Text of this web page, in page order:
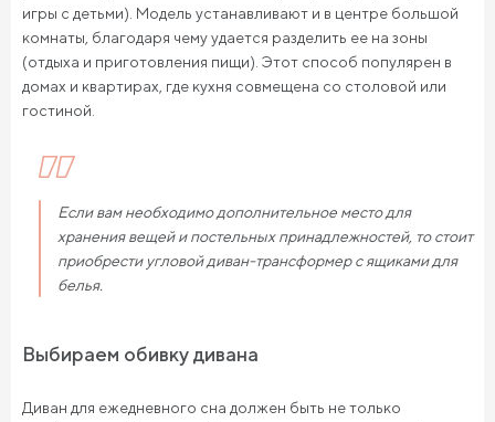
игры с детьми). Модель устанавливают и в центре большой
комнаты, благодаря чему удается разделить ее на зоны
(отдыха и приготовления пищи). Этот способ популярен в
домах и квартирах, где кухня совмещена со столовой или
гостиной.
Если вам необходимо дополнительное место для
хранения вещей и постельных принадлежностей, то стоит
приобрести угловой диван-трансформер с ящиками для
белья.
Выбираем обивку дивана
Диван для ежедневного сна должен быть не только